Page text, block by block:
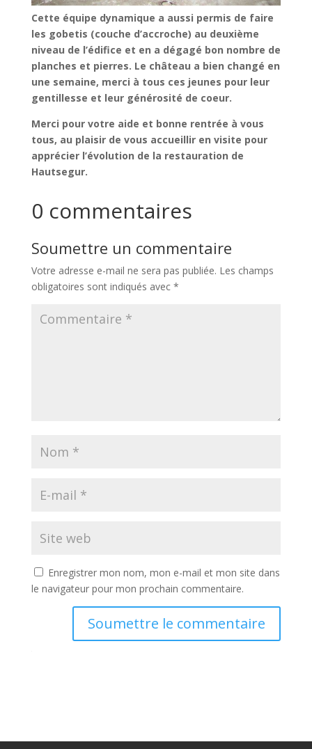
Cette équipe dynamique a aussi permis de faire
les gobetis (couche d’accroche) au deuxième
niveau de l’édifice et en a dégagé bon nombre de
planches et pierres. Le château a bien changé en
une semaine, merci à tous ces jeunes pour leur
gentillesse et leur générosité de coeur.
Merci pour votre aide et bonne rentrée à vous
tous, au plaisir de vous accueillir en visite pour
apprécier l’évolution de la restauration de
Hautsegur.
0 commentaires
Soumettre un commentaire
Votre adresse e-mail ne sera pas publiée. Les champs
obligatoires sont indiqués avec *
Enregistrer mon nom, mon e-mail et mon site dans
le navigateur pour mon prochain commentaire.
Soumettre le commentaire